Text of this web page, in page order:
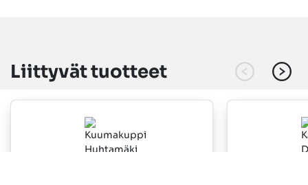
Liittyvät tuotteet